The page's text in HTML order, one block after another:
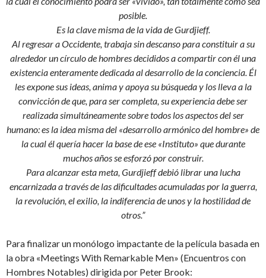
posible.
Es la clave misma de la vida de Gurdjieff.
Al regresar a Occidente, trabaja sin descanso para constituir a su
alrededor un círculo de hombres decididos a compartir con él una
existencia enteramente dedicada al desarrollo de la conciencia. Él
les expone sus ideas, anima y apoya su búsqueda y los lleva a la
convicción de que, para ser completa, su experiencia debe ser
realizada simultáneamente sobre todos los aspectos del ser
humano: es la idea misma del «desarrollo armónico del hombre» de
la cual él quería hacer la base de ese «Instituto» que durante
muchos años se esforzó por construir.
Para alcanzar esta meta, Gurdjieff debió librar una lucha
encarnizada a través de las dificultades acumuladas por la guerra,
la revolución, el exilio, la indiferencia de unos y la hostilidad de
otros.”
Para finalizar un monólogo impactante de la película basada en
la obra «Meetings With Remarkable Men» (Encuentros con
Hombres Notables) dirigida por Peter Brook: